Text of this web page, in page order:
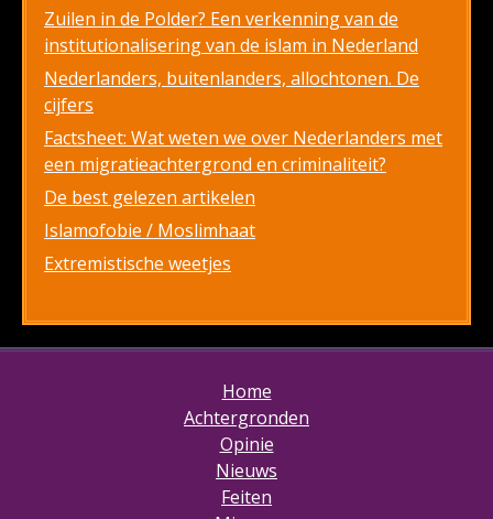
Zuilen in de Polder? Een verkenning van de
institutionalisering van de islam in Nederland
Nederlanders, buitenlanders, allochtonen. De
cijfers
Factsheet: Wat weten we over Nederlanders met
een migratieachtergrond en criminaliteit?
De best gelezen artikelen
Islamofobie / Moslimhaat
Extremistische weetjes
Home
Achtergronden
Opinie
Nieuws
Feiten